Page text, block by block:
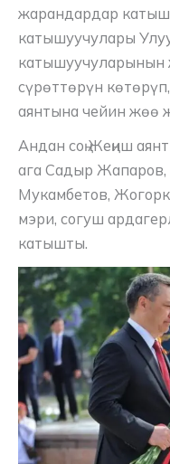
жарандардар
катышуучулары
катышуучуларынын
сүрөттөрүн
аянтына чейин жөө
Андан соң Жеңиш
ага Садыр Жапаров,
Мукамбетов,
мэри, согуш
катышты.